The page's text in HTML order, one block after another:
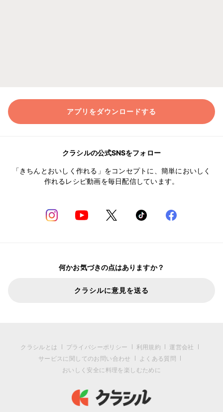
アプリをダウンロードする
クラシルの公式SNSをフォロー
「きちんとおいしく作れる」をコンセプトに、簡単においしく
作れるレシピ動画を毎日配信しています。
何かお気づきの点はありますか？
クラシルに意見を送る
クラシルとは プライバシーポリシー 利用規約
運営会社
サービスに関してのお問い合わせ
よくある質問
おいしく安全に料理を楽しむために